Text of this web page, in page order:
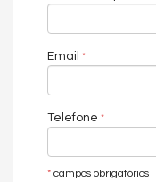
Email
Telefone
* campos obrigatórios